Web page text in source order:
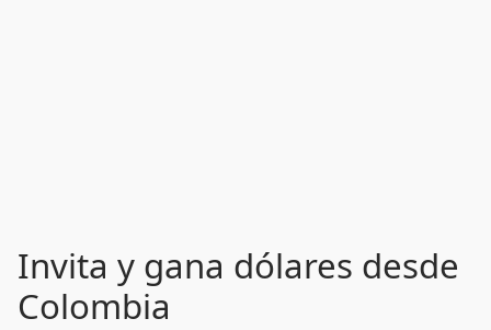
Invita y gana dólares desde
Colombia